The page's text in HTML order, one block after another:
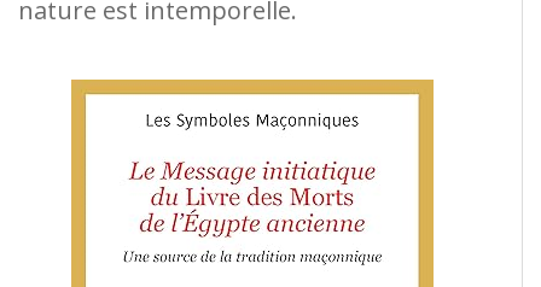
nature est intemporelle.